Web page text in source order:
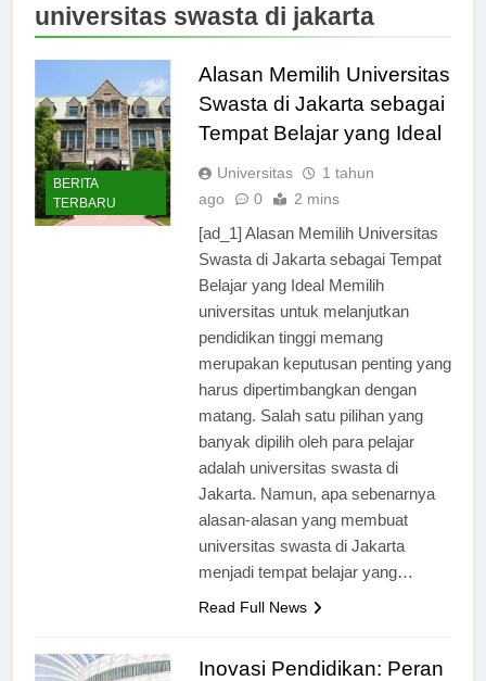
universitas swasta di jakarta
BERITA
TERBARU
Alasan Memilih Universitas
Swasta di Jakarta sebagai
Tempat Belajar yang Ideal
Universitas
1 tahun
ago
0 2 mins
[ad_1] Alasan Memilih Universitas
Swasta di Jakarta sebagai Tempat
Belajar yang Ideal Memilih
universitas untuk melanjutkan
pendidikan tinggi memang
merupakan keputusan penting yang
harus dipertimbangkan dengan
matang. Salah satu pilihan yang
banyak dipilih oleh para pelajar
adalah universitas swasta di
Jakarta. Namun, apa sebenarnya
alasan-alasan yang membuat
universitas swasta di Jakarta
menjadi tempat belajar yang…
Read Full News
Inovasi Pendidikan: Peran